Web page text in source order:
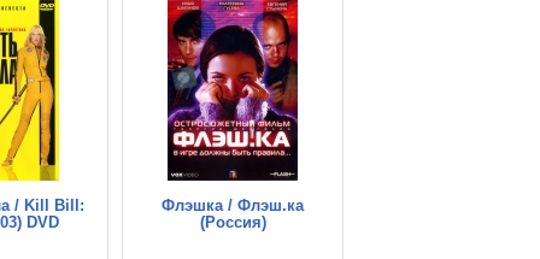
распутать
они
мир
и мнимой
бандита, Иван направляется в
Чикаго — рассадник
капиталистической заразы.
Там его помощником
становится болтливый
полицейский. Вместе они
обезвреживают мафиози,
разрушив при этом полгорода
и расстреляв пару десятков
негодяев.
/ Kill Bill:
DVD
Флэшка / Флэш.ка
(Россия)